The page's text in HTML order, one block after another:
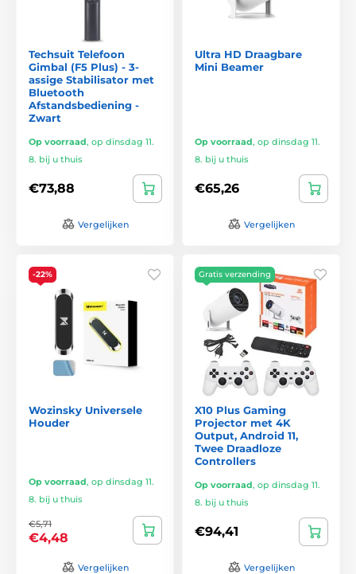
Techsuit Telefoon
Gimbal (F5 Plus) - 3-
assige Stabilisator met
Bluetooth
Afstandsbediening -
Zwart
Op voorraad, op dinsdag 11.
8. bij u thuis
€73,88
Vergelijken
Ultra HD Draagbare
Mini Beamer
Op voorraad, op dinsdag 11.
8. bij u thuis
€65,26
Vergelijken
-22%
Wozinsky Universele
Houder
Op voorraad, op dinsdag 11.
8. bij u thuis
€5,71
€4,48
Vergelijken
Gratis verzending
X10 Plus Gaming
Projector met 4K
Output, Android 11,
Twee Draadloze
Controllers
Op voorraad, op dinsdag 11.
8. bij u thuis
€94,41
Vergelijken